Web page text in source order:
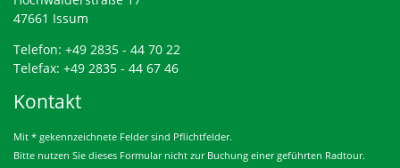
47661 Issum
Telefon: +49 2835 - 44 70 22
Telefax: +49 2835 - 44 67 46
Kontakt
Mit * gekennzeichnete Felder sind Pflichtfelder.
Bitte nutzen Sie dieses Formular nicht zur Buchung einer geführten Radtour.